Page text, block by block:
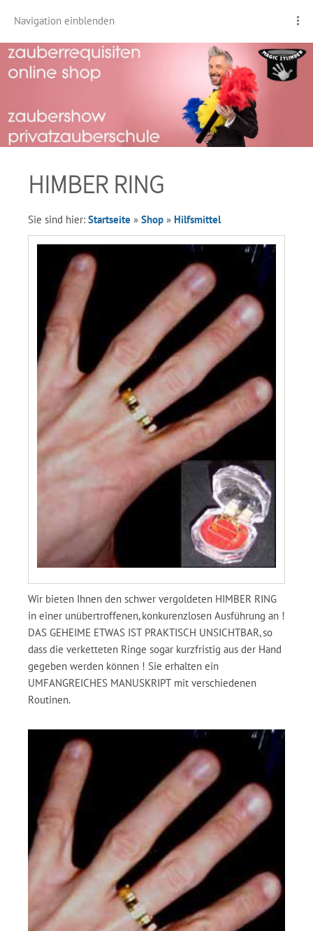
Navigation einblenden
HIMBER RING
Sie sind hier: Startseite » Shop » Hilfsmittel
Wir bieten Ihnen den schwer vergoldeten HIMBER RING
in einer unübertroffenen, konkurenzlosen Ausführung an !
DAS GEHEIME ETWAS IST PRAKTISCH UNSICHTBAR, so
dass die verketteten Ringe sogar kurzfristig aus der Hand
gegeben werden können ! Sie erhalten ein
UMFANGREICHES MANUSKRIPT mit verschiedenen
Routinen.